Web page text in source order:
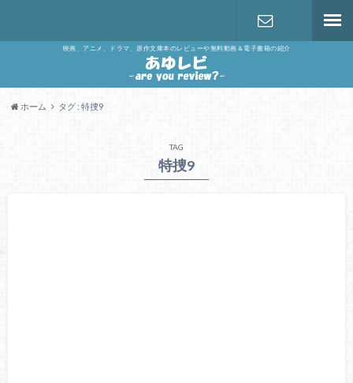
映画、アニメ、ドラマ、原作文庫本のレビューや無料動画＆電子書籍の紹介
ホーム タグ : 特捜9
TAG
特捜9